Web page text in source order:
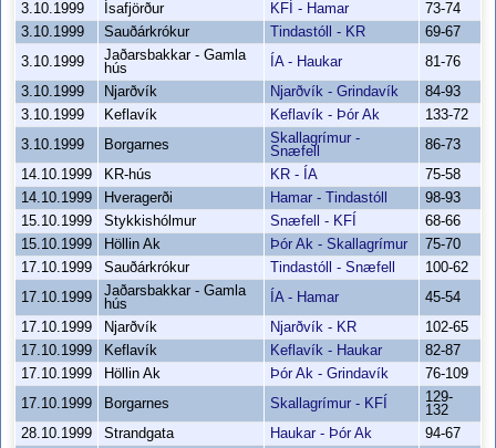
3.10.1999
Ísafjörður KFÍ - Hamar
73-74
3.10.1999
Sauðárkrókur Tindastóll - KR
69-67
3.10.1999
Jaðarsbakkar - Gamla
hús
ÍA - Haukar
81-76
3.10.1999
Njarðvík Njarðvík - Grindavík
84-93
3.10.1999
Keflavík Keflavík - Þór Ak
133-72
3.10.1999
Borgarnes
Skallagrímur -
Snæfell
86-73
14.10.1999
KR-hús KR - ÍA
75-58
14.10.1999
Hveragerði Hamar - Tindastóll
98-93
15.10.1999
Stykkishólmur Snæfell - KFÍ
68-66
15.10.1999
Höllin Ak Þór Ak - Skallagrímur
75-70
17.10.1999
Sauðárkrókur Tindastóll - Snæfell
100-62
17.10.1999
Jaðarsbakkar - Gamla
hús
ÍA - Hamar
45-54
17.10.1999
Njarðvík Njarðvík - KR
102-65
17.10.1999
Keflavík Keflavík - Haukar
82-87
17.10.1999
Höllin Ak Þór Ak - Grindavík
76-109
17.10.1999
Borgarnes Skallagrímur - KFÍ
129-
132
28.10.1999
Strandgata Haukar - Þór Ak
94-67